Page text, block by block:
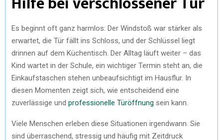
Es beginnt oft ganz harmlos: Der Windstoß war stärker als
erwartet, die Tür fällt ins Schloss, und der Schlüssel liegt
drinnen auf dem Küchentisch. Der Alltag läuft weiter – das
Kind wartet in der Schule, ein wichtiger Termin steht an, die
Einkaufstaschen stehen unbeaufsichtigt im Hausflur. In
diesen Momenten zeigt sich, wie entscheidend eine
zuverlässige und professionelle Türöffnung sein kann.
Viele Menschen erleben diese Situationen irgendwann. Sie
sind überraschend, stressig und häufig mit Zeitdruck